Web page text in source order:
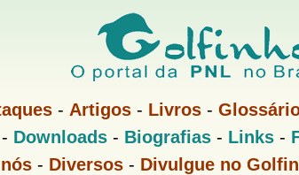
Pular
para
o
principal
- Artigos - Livros -
Downloads- Biografias- Links-
- Diversos- Divulgue no